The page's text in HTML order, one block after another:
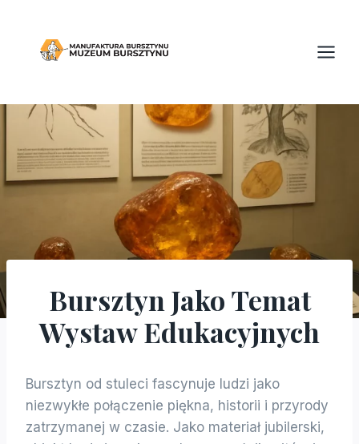
BLOG
Bursztyn Jako Temat
Wystaw Edukacyjnych
Bursztyn od stuleci fascynuje ludzi jako
niezwykłe połączenie piękna, historii i przyrody
zatrzymanej w czasie. Jako materiał jubilerski,